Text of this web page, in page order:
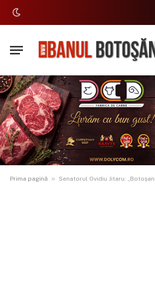
Prima pagină » Senatorul Ovidiu Jitaru: „Botoșaniul e în colaps! Nu